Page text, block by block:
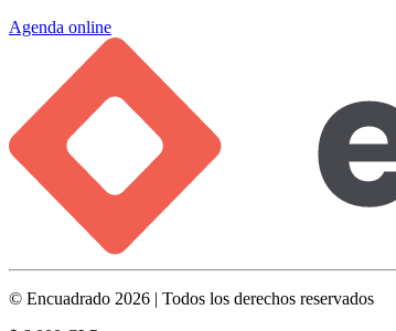
Agenda online
© Encuadrado 2026 | Todos los derechos reservados